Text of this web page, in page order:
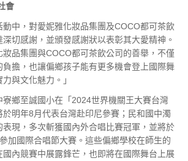
會
中，對愛妮雅化妝品集團及COCO都可茶飲
切感謝，並頒發感謝狀以表彰其大愛精神。
品集團與COCO都可茶飲公司的善舉，不僅
擔，也讓偏鄉孩子能有更多機會登上國際舞
與文化魅力。」
鄉至誠國小在「2024世界機關王大賽台灣
明年8月代表台灣赴印尼參賽；民和國中濁
表現，多次斬獲國內外合唱比賽冠軍，並將於
加國際合唱節大賽。這些偏鄉學校在師生的
內競賽中展露鋒芒，也即將在國際舞台上展